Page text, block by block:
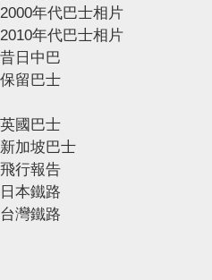
2000年代巴士相片
2010年代巴士相片
昔日中巴
保留巴士
英國巴士
新加坡巴士
飛行報告
日本鐵路
台灣鐵路